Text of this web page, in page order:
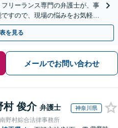
リーランス専門の弁護士が、事
すので、現場の悩みをお気軽に
対応】
を見る
メールでお問い合わせ
村 俊介 弁護士 神奈川県
野村綜合法律事務所